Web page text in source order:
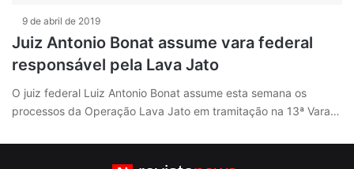
9 de abril de 2019
Juiz Antonio Bonat assume vara federal
responsável pela Lava Jato
O juiz federal Luiz Antonio Bonat assume esta semana os
processos da Operação Lava Jato em tramitação na 13ª Vara…